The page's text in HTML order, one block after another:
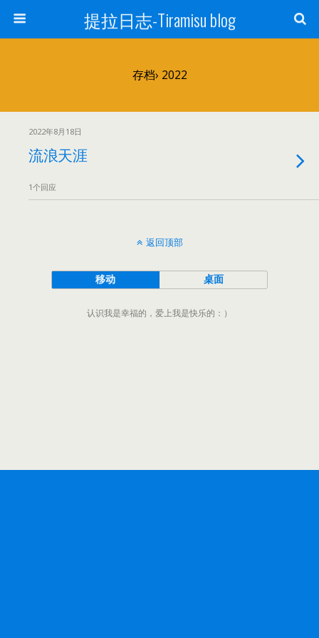
提拉日志-Tiramisu blog
存档› 2022
2022年8月18日
流浪天涯
1个回应
返回顶部
移动 桌面
认识我是幸福的，爱上我是快乐的：）